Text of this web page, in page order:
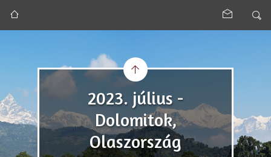
2023. július -
Dolomitok,
Olaszország